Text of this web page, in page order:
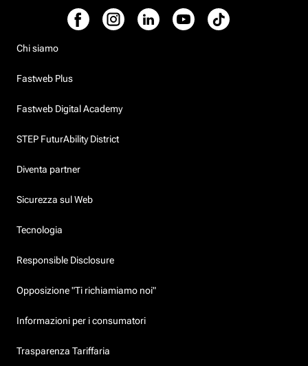
Chi siamo
Fastweb Plus
Fastweb Digital Academy
STEP FuturAbility District
Diventa partner
Sicurezza sul Web
Tecnologia
Responsible Disclosure
Opposizione "Ti richiamiamo noi"
Informazioni per i consumatori
Trasparenza Tariffaria